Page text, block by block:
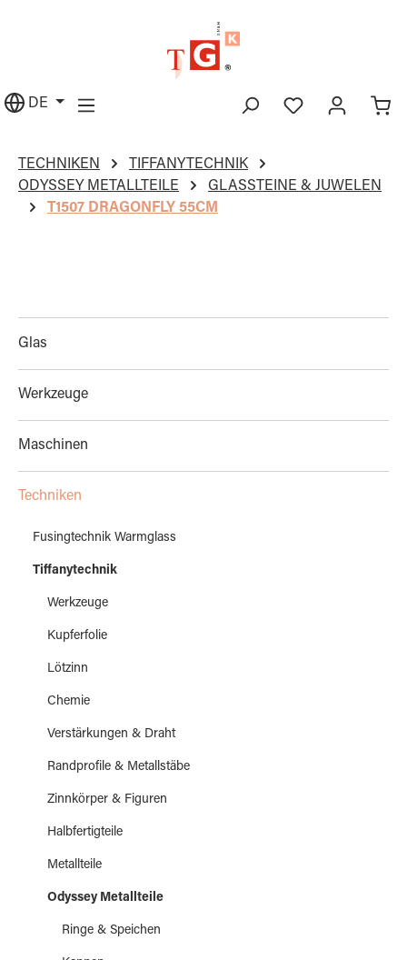
DE
TECHNIKEN
TIFFANYTECHNIK
ODYSSEY METALLTEILE
GLASSTEINE & JUWELEN
T1507 DRAGONFLY 55CM
Glas
Werkzeuge
Maschinen
Techniken
Fusingtechnik Warmglass
Tiffanytechnik
Werkzeuge
Kupferfolie
Lötzinn
Chemie
Verstärkungen & Draht
Randprofile & Metallstäbe
Zinnkörper & Figuren
Halbfertigteile
Metallteile
Odyssey Metallteile
Ringe & Speichen